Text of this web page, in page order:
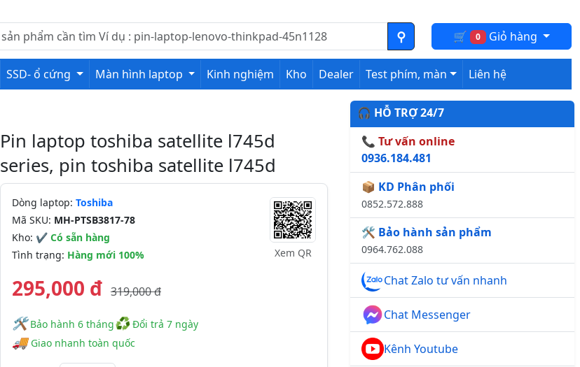
🛒 0 Giỏ hàng
SSD- ổ cứng Màn hình laptop Kinh nghiệm Kho Dealer Test phím, màn
Liên hệ
Pin laptop toshiba satellite l745d
series, pin toshiba satellite l745d
Dòng laptop: Toshiba
Mã SKU: MH-PTSB3817-78
Kho: ✔ Có sẵn hàng
Tình trạng: Hàng mới 100% Xem QR
295,000 đ 319,000 đ
🛠️️ Bảo hành 6 tháng♻Đổi trả 7 ngày
🚚Giao nhanh toàn quốc
🎧 HỖ TRỢ 24/7
📞 Tư vấn online
0936.184.481
📦 KD Phân phối
0852.572.888
🛠️ Bảo hành sản phẩm
0964.762.088
Chat Zalo tư vấn nhanh
Chat Messenger
Kênh Youtube